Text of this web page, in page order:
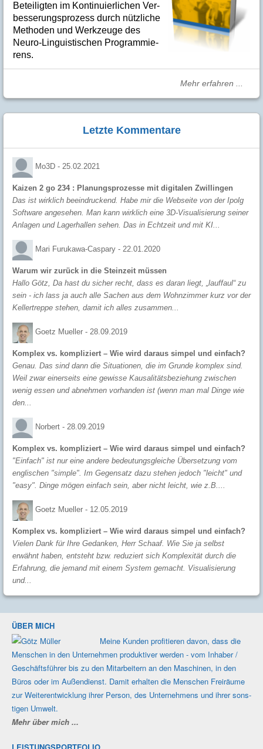
Betei­lig­ten im Kon­ti­nuier­li­chen Ver­
bes­se­rungs­­pro­­zess durch nütz­­liche
Me­­tho­­den und Werk­­zeuge des
Neuro-Linguis­­ti­schen Pro­­gram­­mie­­
rens.
Mehr erfahren ...
Letzte Kommentare
Mo3D - 25.02.2021
Kaizen 2 go 234 : Planungsprozesse mit digitalen Zwillingen
Das ist wirklich beeindruckend. Habe mir die Webseite von der Ipolg
Software angesehen. Man kann wirklich eine 3D-Visualisierung seiner
Anlagen und Lagerhallen sehen. Das in Echtzeit und mit KI...
Mari Furukawa-Caspary - 22.01.2020
Warum wir zurück in die Steinzeit müssen
Hallo Götz, Da hast du sicher recht, dass es daran liegt, „lauffaul“ zu
sein - ich lass ja auch alle Sachen aus dem Wohnzimmer kurz vor der
Kellertreppe stehen, damit ich alles zusammen...
Goetz Mueller - 28.09.2019
Komplex vs. kompliziert – Wie wird daraus simpel und einfach?
Genau. Das sind dann die Situationen, die im Grunde komplex sind.
Weil zwar einerseits eine gewisse Kausalitätsbeziehung zwischen
wenig essen und abnehmen vorhanden ist (wenn man mal Dinge wie
den...
Norbert - 28.09.2019
Komplex vs. kompliziert – Wie wird daraus simpel und einfach?
"Einfach" ist nur eine andere bedeutungsgleiche Übersetzung vom
englischen "simple". Im Gegensatz dazu stehen jedoch "leicht" und
"easy". Dinge mögen einfach sein, aber nicht leicht, wie z.B....
Goetz Mueller - 12.05.2019
Komplex vs. kompliziert – Wie wird daraus simpel und einfach?
Vielen Dank für Ihre Gedanken, Herr Schaaf. Wie Sie ja selbst
erwähnt haben, entsteht bzw. reduziert sich Komplexität durch die
Erfahrung, die jemand mit einem System gemacht. Visualisierung
und...
ÜBER MICH
Meine Kunden profi­tieren davon, dass die
Men­schen in den Unter­nehmen produk­tiver werden - vom Inhaber /
Geschäfts­führer bis zu den Mit­ar­beitern an den Maschi­nen, in den
Büros oder im Außen­dienst. Damit erhalten die Men­schen Frei­räume
zur Weiter­ent­wicklung ihrer Person, des Unter­nehmens und ihrer sons­
tigen Umwelt.
Mehr über mich ...
LEISTUNGSPORTFOLIO